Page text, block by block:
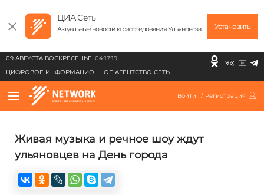
ЦИА Сеть
Актуальные новости и расследования Ульяновска Установить
09 АВГУСТА ВОСКРЕСЕНЬЕ 04:17:19
ЦИФРОВОЕ ИНФОРМАЦИОННОЕ АГЕНТСТВО СЕТЬ
Войти / Регистрация
Живая музыка и речное шоу ждут
ульяновцев на День города